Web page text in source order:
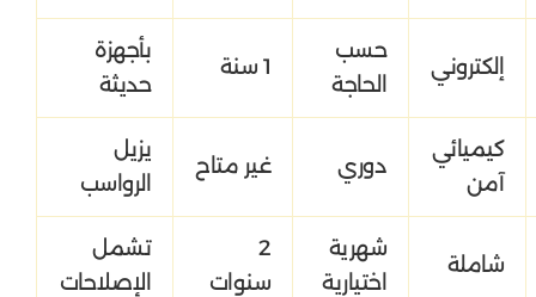
إلكتروني
حسب
الحاجة
1 سنة
بأجهزة
حديثة
كيميائي
آمن
دوري غير متاح
يزيل
الرواسب
شاملة
شهرية
اختيارية
2
سنوات
تشمل
الإصلاحات